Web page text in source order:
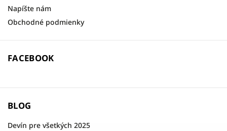
Napíšte nám
Obchodné podmienky
FACEBOOK
BLOG
Devín pre všetkých 2025